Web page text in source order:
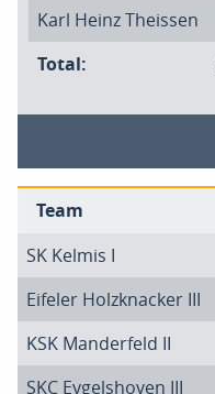
Karl Heinz Theissen
Total:
Team
SK Kelmis I
Eifeler Holzknacker III
KSK Manderfeld II
SKC Eygelshoven III